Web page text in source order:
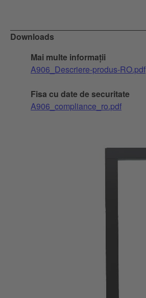
Downloads
Mai multe informații
A906_Descriere-produs-RO.pdf
Fisa cu date de securitate
A906_compliance_ro.pdf